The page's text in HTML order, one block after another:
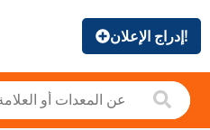
إدراج الإعلان!